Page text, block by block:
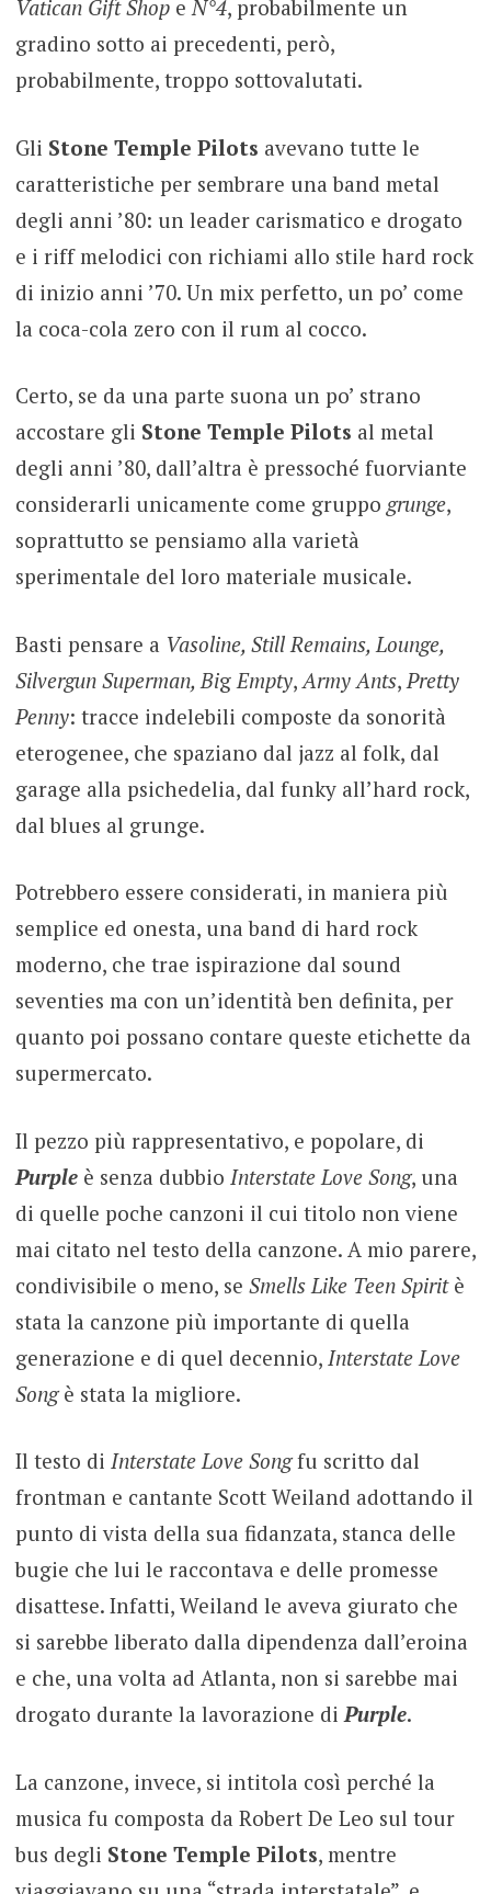
Vatican Gift Shop eN°4, probabilmente un
gradino sotto ai precedenti, però,
probabilmente, troppo sottovalutati.
Gli Stone Temple Pilots avevano tutte le
caratteristiche per sembrare una band metal
degli anni ’80: un leader carismatico e drogato
e i riff melodici con richiami allo stile hard rock
di inizio anni ’70. Un mix perfetto, un po’ come
la coca-cola zero con il rum al cocco.
Certo, se da una parte suona un po’ strano
accostare gli Stone Temple Pilots al metal
degli anni ’80, dall’altra è pressoché fuorviante
considerarli unicamente come gruppo grunge,
soprattutto se pensiamo alla varietà
sperimentale del loro materiale musicale.
Basti pensare a Vasoline, Still Remains, Lounge,
Silvergun Superman, Big Empty, Army Ants, Pretty
Penny: tracce indelebili composte da sonorità
eterogenee, che spaziano dal jazz al folk, dal
garage alla psichedelia, dal funky all’hard rock,
dal blues al grunge.
Potrebbero essere considerati, in maniera più
semplice ed onesta, una band di hard rock
moderno, che trae ispirazione dal sound
seventies ma con un’identità ben definita, per
quanto poi possano contare queste etichette da
supermercato.
Il pezzo più rappresentativo, e popolare, di
Purpleè senza dubbio Interstate Love Song, una
di quelle poche canzoni il cui titolo non viene
mai citato nel testo della canzone. A mio parere,
condivisibile o meno, se Smells Like Teen Spiritè
stata la canzone più importante di quella
generazione e di quel decennio, Interstate Love
Songè stata la migliore.
Il testo di Interstate Love Songfu scritto dal
frontman e cantante Scott Weiland adottando il
punto di vista della sua fidanzata, stanca delle
bugie che lui le raccontava e delle promesse
disattese. Infatti, Weiland le aveva giurato che
si sarebbe liberato dalla dipendenza dall’eroina
e che, una volta ad Atlanta, non si sarebbe mai
drogato durante la lavorazione diPurple.
La canzone, invece, si intitola così perché la
musica fu composta da Robert De Leo sul tour
bus degli Stone Temple Pilots, mentre